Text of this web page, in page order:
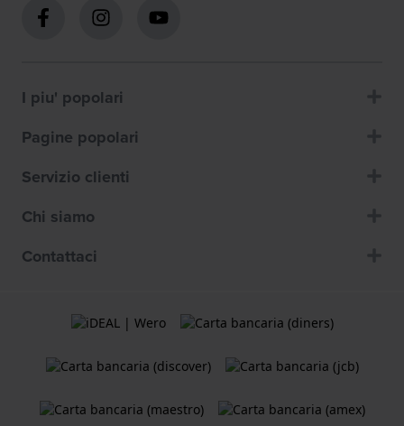
I piu' popolari
Pagine popolari
Servizio clienti
Chi siamo
Contattaci